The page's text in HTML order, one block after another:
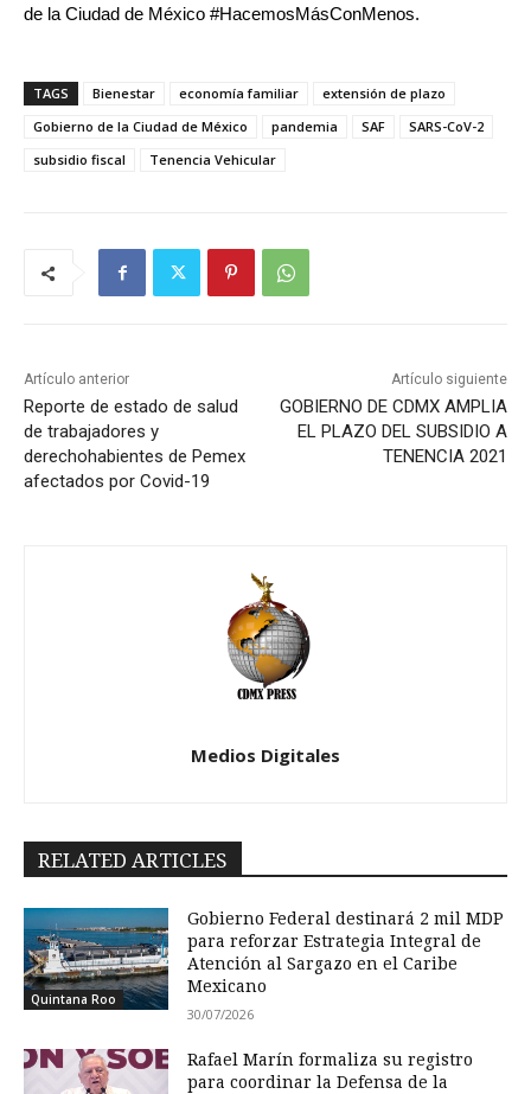
de la Ciudad de México #HacemosMásConMenos.
TAGS Bienestar economía familiar
extensión de plazo
Gobierno de la Ciudad de México
pandemia SAF
SARS-CoV-2
subsidio fiscal
Tenencia Vehicular
Artículo anterior
Reporte de estado de salud
de trabajadores y
derechohabientes de Pemex
afectados por Covid-19
Artículo siguiente
GOBIERNO DE CDMX AMPLIA
EL PLAZO DEL SUBSIDIO A
TENENCIA 2021
Medios Digitales
RELATED ARTICLES
Quintana Roo
Gobierno Federal destinará 2 mil MDP
para reforzar Estrategia Integral de
Atención al Sargazo en el Caribe
Mexicano
30/07/2026
Rafael Marín formaliza su registro
para coordinar la Defensa de la